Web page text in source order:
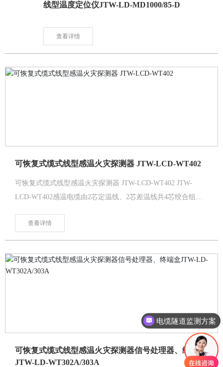
线型温度定位仪JTW-LD-MD1000/85-D
查看详情
可恢复式缆式线型感温火灾探测器 JTW-LCD-WT402
可恢复式缆式线型感温火灾探测器 JTW-LCD-WT402 JTW-
LCD-WT402感温电缆由2芯定温线、2芯差温线共4芯绞合组
包覆一种特殊的NTC(负温度系数）材料，此种材料阻值对温度
变化较敏感，随着温度的升高而阻值降低，而信号处理器（专
用电气控制单元）就是通过监测并判断电缆阻值的变化，通过
内部MCU处理并在温度超出预定值时进行报警。
查看详情
可恢复式缆式线型感温火灾探测器信号处理器、终端盒
JTW-LD-WT302A/303A
电缆隧道监测方案